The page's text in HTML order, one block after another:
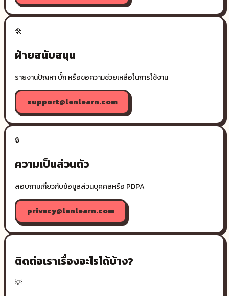
🛠️
ฝ่ายสนับสนุน
รายงานปัญหา บั๊ก หรือขอความช่วยเหลือในการใช้งาน
support@lenlearn.com
🔒
ความเป็นส่วนตัว
สอบถามเกี่ยวกับข้อมูลส่วนบุคคลหรือ PDPA
privacy@lenlearn.com
ติดต่อเราเรื่องอะไรได้บ้าง?
💡